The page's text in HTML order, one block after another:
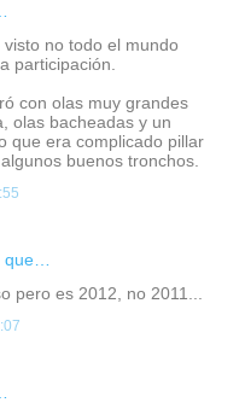
no todo el mundo
participación.
con olas muy grandes
olas bacheadas y un
que era complicado pillar
buenos tronchos.
que…
pero es 2012, no 2011...